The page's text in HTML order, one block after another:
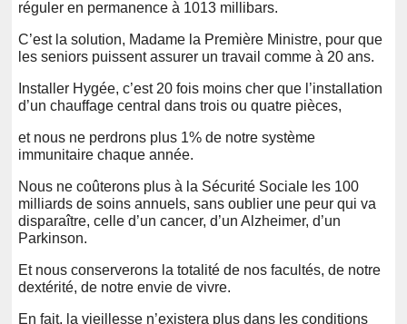
réguler en permanence à 1013 millibars.
C’est la solution, Madame la Première Ministre, pour que
les seniors puissent assurer un travail comme à 20 ans.
Installer Hygée, c’est 20 fois moins cher que l’installation
d’un chauffage central dans trois ou quatre pièces,
et nous ne perdrons plus 1% de notre système
immunitaire chaque année.
Nous ne coûterons plus à la Sécurité Sociale les 100
milliards de soins annuels, sans oublier une peur qui va
disparaître, celle d’un cancer, d’un Alzheimer, d’un
Parkinson.
Et nous conserverons la totalité de nos facultés, de notre
dextérité, de notre envie de vivre.
En fait, la vieillesse n’existera plus dans les conditions